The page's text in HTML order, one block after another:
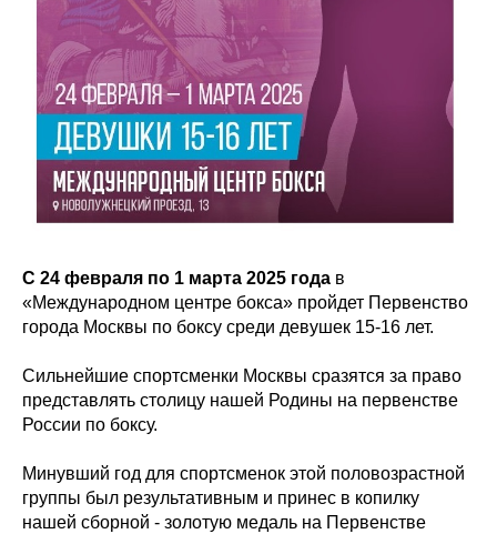
С 24 февраля по 1 марта 2025 года в
«Международном центре бокса» пройдет Первенство
города Москвы по боксу среди девушек 15-16 лет.
Сильнейшие спортсменки Москвы сразятся за право
представлять столицу нашей Родины на первенстве
России по боксу.
Минувший год для спортсменок этой половозрастной
группы был результативным и принес в копилку
нашей сборной - золотую медаль на Первенстве